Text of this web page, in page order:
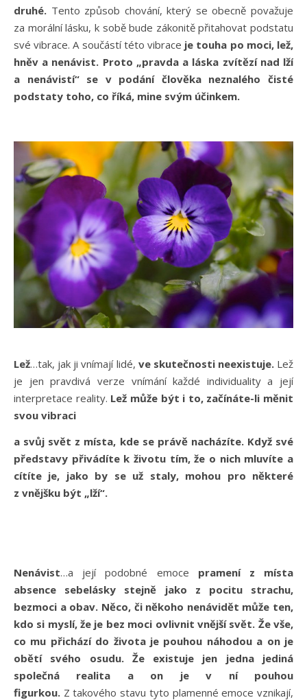
druhé. Tento způsob chování, který se obecně považuje
za morální lásku, k sobě bude zákonitě přitahovat podstatu
své vibrace. A součástí této vibrace je touha po moci, lež,
hněv a nenávist. Proto „pravda a láska zvítězí nad lží
a nenávistí“ se v podání člověka neznalého čisté
podstaty toho, co říká, mine svým účinkem.
Lež…tak, jak ji vnímají lidé, ve skutečnosti neexistuje.Lež
je jen pravdivá verze vnímání každé individuality a její
interpretace reality. Lež může být i to, začínáte-li měnit
svou vibraci
a svůj svět z místa, kde se právě nacházíte. Když své
představy přivádíte k životu tím, že o nich mluvíte a
cítíte je, jako by se už staly, mohou pro některé
z vnějšku být „lží“.
Nenávist…a její podobné emoce pramení z místa
absence sebelásky stejně jako z pocitu strachu,
bezmoci a obav. Něco, či někoho nenávidět může ten,
kdo si myslí, že je bez moci ovlivnit vnější svět. Že vše,
co mu přichází do života je pouhou náhodou a on je
obětí svého osudu. Že existuje jen jedna jediná
společná realita a on je v ní pouhou
figurkou. Z takového stavu tyto plamenné emoce vznikají,